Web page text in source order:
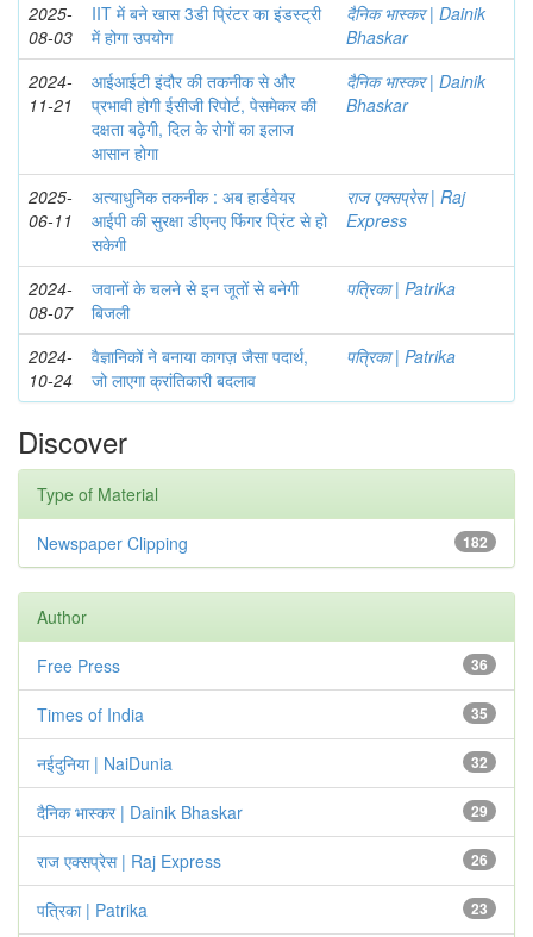
2025-
08-03
IIT में बने खास 3डी प्रिंटर का इंडस्ट्री
में होगा उपयोग
दैनिक भास्कर | Dainik
Bhaskar
2024-
11-21
आईआईटी इंदौर की तकनीक से और
प्रभावी होगी ईसीजी रिपोर्ट, पेसमेकर की
दक्षता बढ़ेगी, दिल के रोगों का इलाज
आसान होगा
दैनिक भास्कर | Dainik
Bhaskar
2025-
06-11
अत्याधुनिक तकनीक : अब हार्डवेयर
आईपी की सुरक्षा डीएनए फिंगर प्रिंट से हो
सकेगी
राज एक्सप्रेस | Raj
Express
2024-
08-07
जवानों के चलने से इन जूतों से बनेगी
बिजली
पत्रिका | Patrika
2024-
10-24
वैज्ञानिकों ने बनाया कागज़ जैसा पदार्थ,
जो लाएगा क्रांतिकारी बदलाव
पत्रिका | Patrika
Discover
Type of Material
182
Newspaper Clipping
Author
36
Free Press
35
Times of India
32
नईदुनिया | NaiDunia
29
दैनिक भास्कर | Dainik Bhaskar
26
राज एक्सप्रेस | Raj Express
23
पत्रिका | Patrika